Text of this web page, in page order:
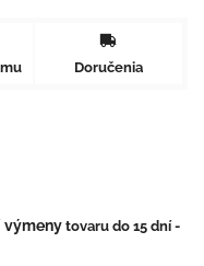
Doručenia
výmenytovaru do 15 dní -